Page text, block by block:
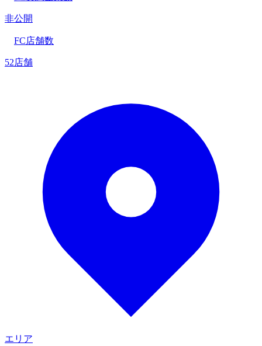
非公開
FC店舗数
52店舗
エリア